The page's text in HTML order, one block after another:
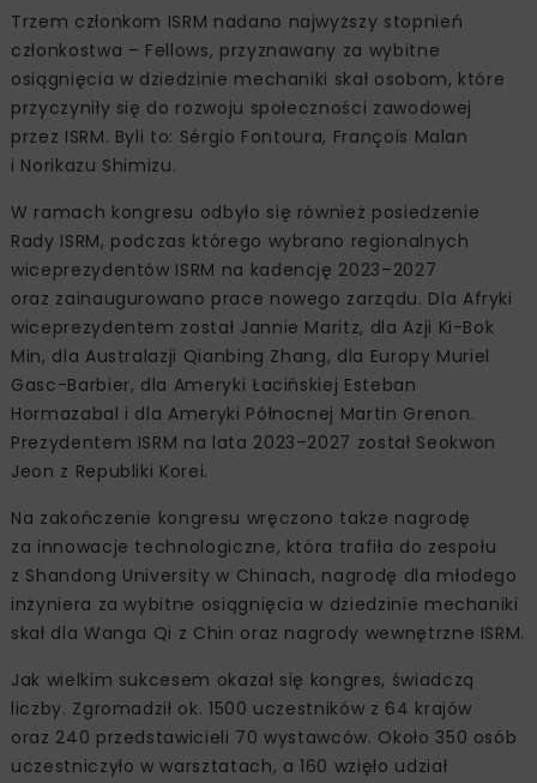
Trzem członkom ISRM nadano najwyższy stopnień
członkostwa – Fellows, przyznawany za wybitne
osiągnięcia w dziedzinie mechaniki skał osobom, które
przyczyniły się do rozwoju społeczności zawodowej
przez ISRM. Byli to: Sérgio Fontoura, François Malan
i Norikazu Shimizu.
W ramach kongresu odbyło się również posiedzenie
Rady ISRM, podczas którego wybrano regionalnych
wiceprezydentów ISRM na kadencję 2023–2027
oraz zainaugurowano prace nowego zarządu. Dla Afryki
wiceprezydentem został Jannie Maritz, dla Azji Ki-Bok
Min, dla Australazji Qianbing Zhang, dla Europy Muriel
Gasc-Barbier, dla Ameryki Łacińskiej Esteban
Hormazabal i dla Ameryki Północnej Martin Grenon.
Prezydentem ISRM na lata 2023–2027 został Seokwon
Jeon z Republiki Korei.
Na zakończenie kongresu wręczono także nagrodę
za innowacje technologiczne, która trafiła do zespołu
z Shandong University w Chinach, nagrodę dla młodego
inżyniera za wybitne osiągnięcia w dziedzinie mechaniki
skał dla Wanga Qi z Chin oraz nagrody wewnętrzne ISRM.
Jak wielkim sukcesem okazał się kongres, świadczą
liczby. Zgromadził ok. 1500 uczestników z 64 krajów
oraz 240 przedstawicieli 70 wystawców. Około 350 osób
uczestniczyło w warsztatach, a 160 wzięło udział